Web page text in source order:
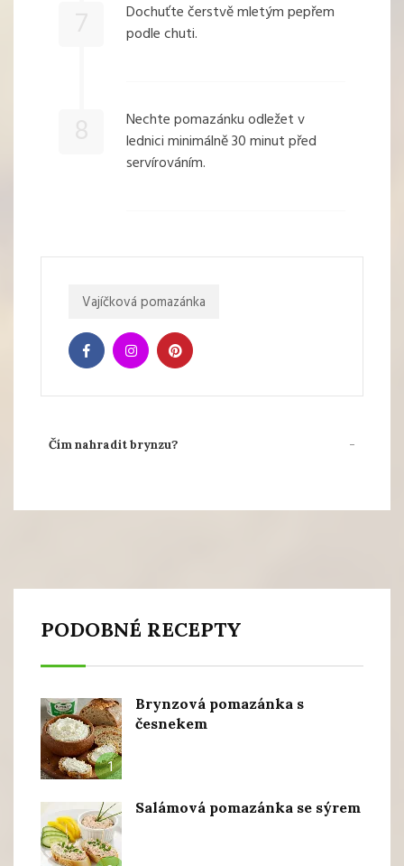
Dochuťte čerstvě mletým pepřem
podle chuti.
Nechte pomazánku odležet v
lednici minimálně 30 minut před
servírováním.
Vajíčková pomazánka
Čím nahradit brynzu?
PODOBNÉ RECEPTY
1
Brynzová pomazánka s
česnekem
Salámová pomazánka se sýrem